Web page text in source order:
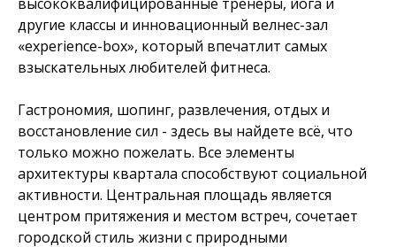
другие классы и инновационный велнес-зал
«experience-box», который впечатлит самых
взыскательных любителей фитнеса.
Гастрономия, шопинг, развлечения, отдых и
восстановление сил - здесь вы найдете всё, что
только можно пожелать. Все элементы
архитектуры квартала способствуют социальной
активности. Центральная площадь является
центром притяжения и местом встреч, сочетает
городской стиль жизни с природными